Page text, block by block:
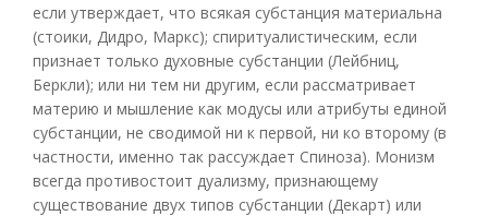
если утверждает, что всякая субстанция материальна
(стоики, Дидро, Маркс); спиритуалистическим, если
признает только духовные субстанции (Лейбниц,
Беркли); или ни тем ни другим, если рассматривает
материю и мышление как модусы или атрибуты единой
субстанции, не сводимой ни к первой, ни ко второму (в
частности, именно так рассуждает Спиноза). Монизм
всегда противостоит дуализму, признающему
существование двух типов субстанции (Декарт) или